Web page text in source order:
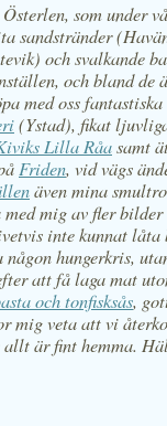
som under
sandstränder
och svalkande
och bland de
med oss fantastiska
(Ystad), fikat
Lilla Råasamt
Friden, vid vägs
även mina
mig av fler
inte kunnat
hungerkris,
att få laga mat
och tonfisksås,
mig veta att vi
allt är fint hemma.